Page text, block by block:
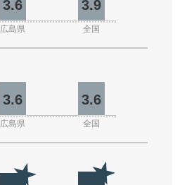
3.6 3.9
広島県 全国
3.6 3.6
広島県 全国